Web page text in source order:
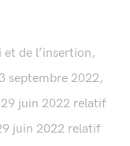
de l’insertion,
septembre 2022,
29 juin 2022 relatif
juin 2022 relatif